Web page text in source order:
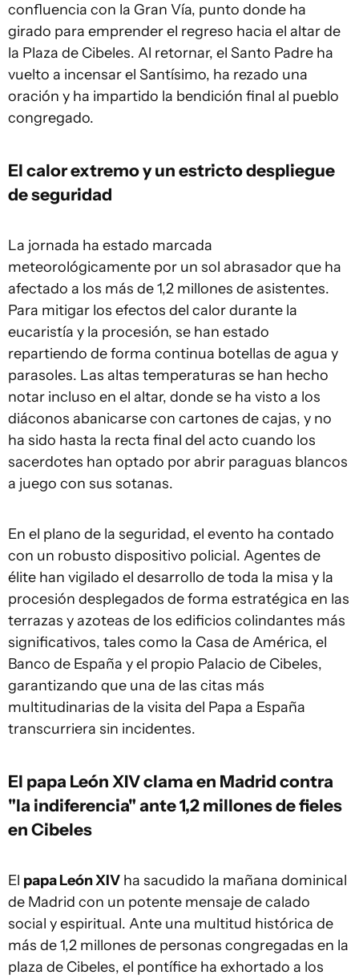
confluencia con la Gran Vía, punto donde ha
girado para emprender el regreso hacia el altar de
la Plaza de Cibeles. Al retornar, el Santo Padre ha
vuelto a incensar el Santísimo, ha rezado una
oración y ha impartido la bendición final al pueblo
congregado.
El calor extremo y un estricto despliegue
de seguridad
La jornada ha estado marcada
meteorológicamente por un sol abrasador que ha
afectado a los más de 1,2 millones de asistentes.
Para mitigar los efectos del calor durante la
eucaristía y la procesión, se han estado
repartiendo de forma continua botellas de agua y
parasoles. Las altas temperaturas se han hecho
notar incluso en el altar, donde se ha visto a los
diáconos abanicarse con cartones de cajas, y no
ha sido hasta la recta final del acto cuando los
sacerdotes han optado por abrir paraguas blancos
a juego con sus sotanas.
En el plano de la seguridad, el evento ha contado
con un robusto dispositivo policial. Agentes de
élite han vigilado el desarrollo de toda la misa y la
procesión desplegados de forma estratégica en las
terrazas y azoteas de los edificios colindantes más
significativos, tales como la Casa de América, el
Banco de España y el propio Palacio de Cibeles,
garantizando que una de las citas más
multitudinarias de la visita del Papa a España
transcurriera sin incidentes.
El papa León XIV clama en Madrid contra
"la indiferencia" ante 1,2 millones de fieles
en Cibeles
El papa León XIV ha sacudido la mañana dominical
de Madrid con un potente mensaje de calado
social y espiritual. Ante una multitud histórica de
más de 1,2 millones de personas congregadas en la
plaza de Cibeles, el pontífice ha exhortado a los